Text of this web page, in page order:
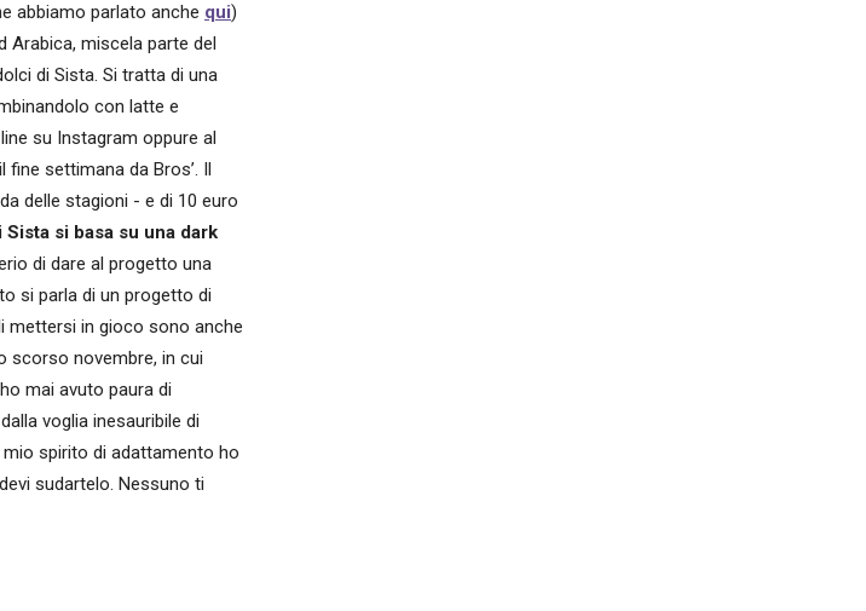
abbiamo parlato anche qui)
Arabica, miscela parte del
di Sista. Si tratta di una
con latte e
su Instagram oppure al
settimana da Bros’. Il
delle stagioni - e di 10 euro
si basa su una dark
di dare al progetto una
si parla di un progetto di
mettersi in gioco sono anche
scorso novembre, in cui
mai avuto paura di
voglia inesauribile di
spirito di adattamento ho
sudartelo. Nessuno ti